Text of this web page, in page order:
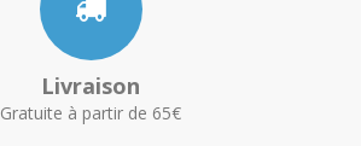
Livraison
Gratuite à partir de 65€